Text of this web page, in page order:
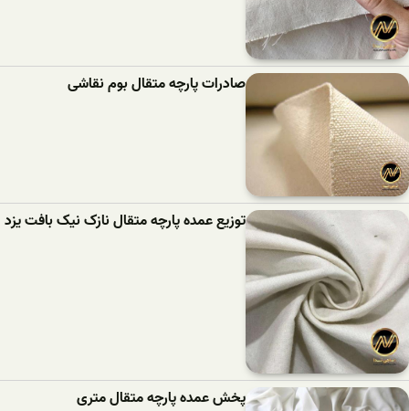
صادرات پارچه متقال بوم نقاشی
توزیع عمده پارچه متقال نازک نیک بافت یزد
پخش عمده پارچه متقال متری